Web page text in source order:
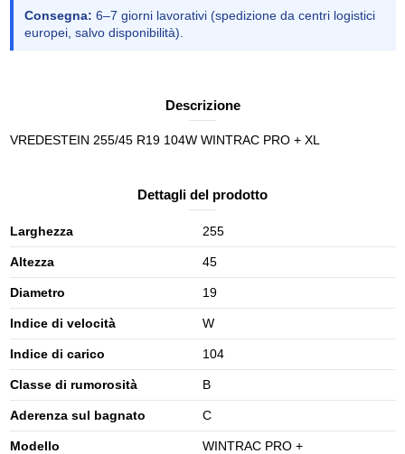
Consegna: 6–7 giorni lavorativi (spedizione da centri logistici
europei, salvo disponibilità).
Descrizione
VREDESTEIN 255/45 R19 104W WINTRAC PRO + XL
Dettagli del prodotto
Larghezza 255
Altezza 45
Diametro 19
Indice di velocità W
Indice di carico 104
Classe di rumorosità B
Aderenza sul bagnato C
Modello WINTRAC PRO +